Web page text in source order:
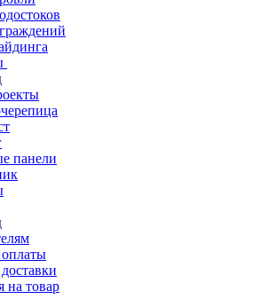
панели
на товар